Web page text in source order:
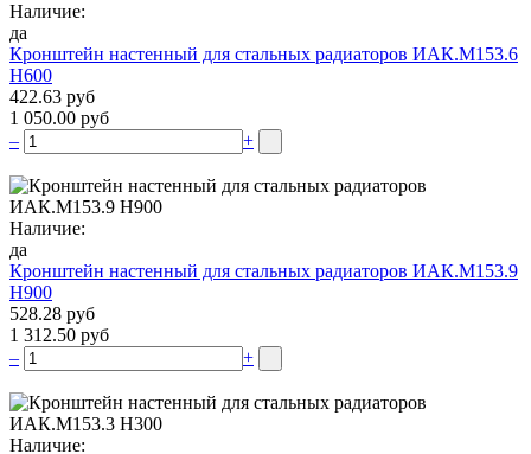
Наличие:
да
Кронштейн настенный для стальных радиаторов ИАК.М153.6
Н600
422.63 руб
1 050.00 руб
–
+
Наличие:
да
Кронштейн настенный для стальных радиаторов ИАК.М153.9
Н900
528.28 руб
1 312.50 руб
–
+
Наличие: